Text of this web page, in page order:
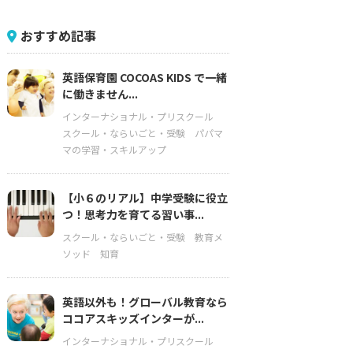
おすすめ記事
英語保育園 COCOAS KIDS で一緒
に働きません...
インターナショナル・プリスクール
スクール・ならいごと・受験
パパマ
マの学習・スキルアップ
【小６のリアル】中学受験に役立
つ！思考力を育てる習い事...
スクール・ならいごと・受験
教育メ
ソッド
知育
英語以外も！グローバル教育なら
ココアスキッズインターが...
インターナショナル・プリスクール